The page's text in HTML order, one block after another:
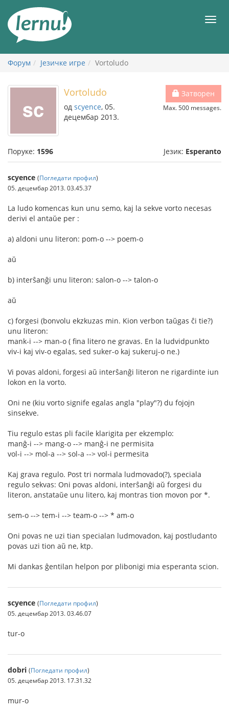
садржају
Форум Језичке игре Vortoludo
Затворен
Max. 500 messages.
Vortoludo
од scyence, 05.
децембар 2013.
Поруке: 1596 Језик: Esperanto
scyence (Погледати профил)
05. децембар 2013. 03.45.37
La ludo komencas kun unu semo, kaj la sekve vorto necesas
derivi el antaŭe per :
a) aldoni unu literon: pom-o --> poem-o
aŭ
b) interŝanĝi unu literon: salon-o --> talon-o
aŭ
c) forgesi (bonvolu ekzkuzas min. Kion verbon taŭgas ĉi tie?)
unu literon:
mank-i --> man-o ( fina litero ne gravas. En la ludvidpunkto
viv-i kaj viv-o egalas, sed suker-o kaj sukeruj-o ne.)
Vi povas aldoni, forgesi aŭ interŝanĝi literon ne rigardinte iun
lokon en la vorto.
Oni ne (kiu vorto signife egalas angla "play"?) du fojojn
sinsekve.
Tiu regulo estas pli facile klarigita per ekzemplo:
manĝ-i --> mang-o --> manĝ-i ne permisita
vol-i --> mol-a --> sol-a --> vol-i permesita
Kaj grava regulo. Post tri normala ludmovado(?), speciala
regulo sekvas: Oni povas aldoni, interŝanĝi aŭ forgesi du
literon, anstataŭe unu litero, kaj montras tion movon por *.
sem-o --> tem-i --> team-o --> * am-o
Oni povas ne uzi tian specialan ludmovadon, kaj postludanto
povas uzi tion aŭ ne, ktp.
Mi dankas ĝentilan helpon por plibonigi mia esperanta scion.
scyence (Погледати профил)
05. децембар 2013. 03.46.07
tur-o
dobri (Погледати профил)
05. децембар 2013. 17.31.32
mur-o